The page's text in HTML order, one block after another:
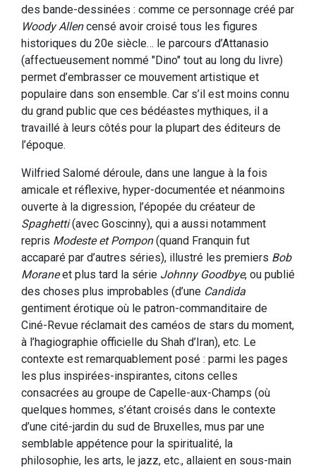
des bande-dessinées : comme ce personnage créé par
Woody Allencensé avoir croisé tous les figures
historiques du 20e siècle… le parcours d’Attanasio
(affectueusement nommé "Dino" tout au long du livre)
permet d’embrasser ce mouvement artistique et
populaire dans son ensemble. Car s’il est moins connu
du grand public que ces bédéastes mythiques, il a
travaillé à leurs côtés pour la plupart des éditeurs de
l’époque.
Wilfried Salomé déroule, dans une langue à la fois
amicale et réflexive, hyper-documentée et néanmoins
ouverte à la digression, l’épopée du créateur de
Spaghetti(avec Goscinny), qui a aussi notamment
repris Modeste et Pompon(quand Franquin fut
accaparé par d’autres séries), illustré les premiers Bob
Moraneet plus tard la série Johnny Goodbye, ou publié
des choses plus improbables (d’une Candida
gentiment érotique où le patron-commanditaire de
Ciné-Revue réclamait des caméos de stars du moment,
à l’hagiographie officielle du Shah d’Iran), etc. Le
contexte est remarquablement posé : parmi les pages
les plus inspirées-inspirantes, citons celles
consacrées au groupe de Capelle-aux-Champs (où
quelques hommes, s’étant croisés dans le contexte
d’une cité-jardin du sud de Bruxelles, mus par une
semblable appétence pour la spiritualité, la
philosophie, les arts, le jazz, etc., allaient en sous-main